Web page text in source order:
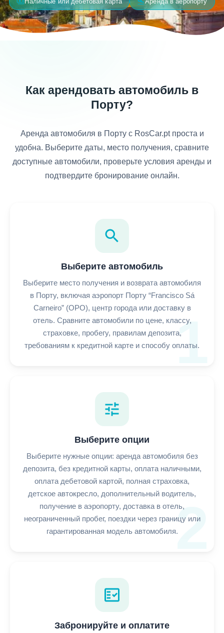
Как арендовать автомобиль в
Порту?
Аренда автомобиля в Порту с RosCar.pt проста и
удобна. Выберите даты, место получения, сравните
доступные автомобили, проверьте условия аренды и
подтвердите бронирование онлайн.
1
search
Выберите автомобиль
Выберите место получения и возврата автомобиля
в Порту, включая аэропорт Порту “Francisco Sá
Carneiro” (OPO), центр города или доставку в
отель. Сравните автомобили по цене, классу,
страховке, пробегу, правилам депозита,
требованиям к кредитной карте и способу оплаты.
2
tune
Выберите опции
Выберите нужные опции: аренда автомобиля без
депозита, без кредитной карты, оплата наличными,
оплата дебетовой картой, полная страховка,
детское автокресло, дополнительный водитель,
получение в аэропорту, доставка в отель,
неограниченный пробег, поездки через границу или
гарантированная модель автомобиля.
fact_check
Забронируйте и оплатите